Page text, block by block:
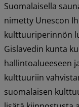
Suomalaisella
nimetty Unescon
kulttuuriperinnön
Gislavedin kunta
hallintoalueeseen
kulttuuriin
suomalaisen